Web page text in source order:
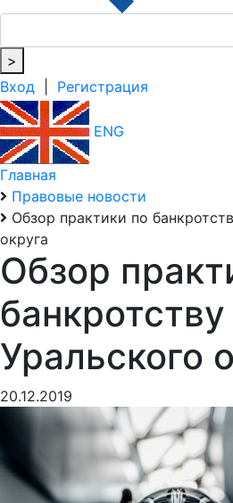
>
Вход
Регистрация
ENG
Главная
Правовые новости
Обзор практики по
округа
Обзор
Уральского
20.12.2019